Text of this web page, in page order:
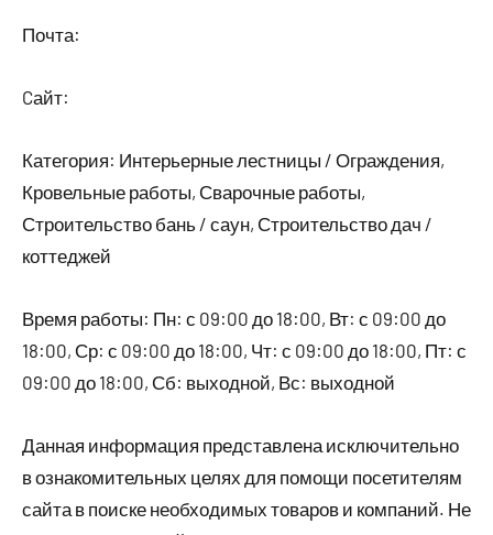
Почта:
Cайт:
Категория: Интерьерные лестницы / Ограждения,
Кровельные работы, Сварочные работы,
Строительство бань / саун, Строительство дач /
коттеджей
Время работы: Пн: с 09:00 до 18:00, Вт: с 09:00 до
18:00, Ср: с 09:00 до 18:00, Чт: с 09:00 до 18:00, Пт: с
09:00 до 18:00, Сб: выходной, Вс: выходной
Данная информация представлена исключительно
в ознакомительных целях для помощи посетителям
сайта в поиске необходимых товаров и компаний. Не